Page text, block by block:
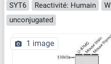
SYT6 Reactivité: Humain
unconjugated
1 image